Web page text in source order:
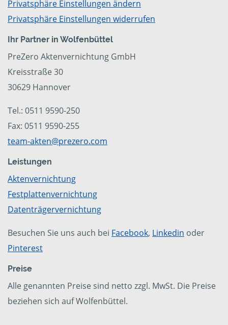
Privatsphäre Einstellungen ändern
Privatsphäre Einstellungen widerrufen
Ihr Partner in Wolfenbüttel
PreZero Aktenvernichtung GmbH
Kreisstraße 30
30629 Hannover
Tel.: 0511 9590-250
Fax: 0511 9590-255
team-akten@prezero.com
Leistungen
Aktenvernichtung
Festplattenvernichtung
Datenträgervernichtung
Besuchen Sie uns auch bei Facebook, Linkedin oder
Pinterest
Preise
Alle genannten Preise sind netto zzgl. MwSt. Die Preise
beziehen sich auf Wolfenbüttel.